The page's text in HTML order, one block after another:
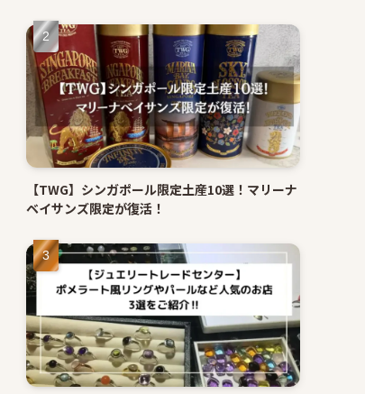
【TWG】シンガポール限定土産10選！マリーナ
ベイサンズ限定が復活！